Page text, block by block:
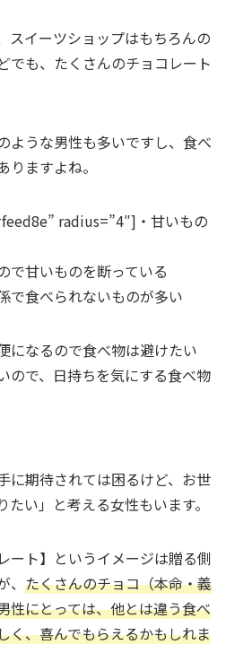
スイーツショップはもちろんの
でも、たくさんのチョコレート
ような男性も多いですし、食べ
ますよね。
radius=”4″]・甘いもの
で甘いものを断っている
で食べられないものが多い
になるので食べ物は避けたい
ので、日持ちを気にする食べ物
に期待されては困るけど、お世
い」と考える女性もいます。
ート】というイメージは贈る側
たくさんのチョコ（本命・義
性にとっては、他とは違う食べ
く、喜んでもらえるかもしれま